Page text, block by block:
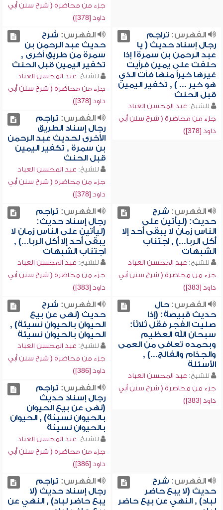
جزء من محاضرة ( شرح سنن أبي
داود [378])
الفهرس: تراجم
رجال إسناد حديث ( يا
عبد الرحمن بن سمرة! إذا
حلفت على يمين فرأيت
غيرها خيراً منها فأت الذي
هو خير ... ) , تكفير اليمين
قبل الحنث
للشيخ: عبد المحسن العباد
جزء من محاضرة ( شرح سنن أبي
داود [378])
الفهرس: شرح
حديث عبد الرحمن بن
سمرة من طريق أخرى ,
تكفير اليمين قبل الحنث
للشيخ: عبد المحسن العباد
جزء من محاضرة ( شرح سنن أبي
داود [378])
الفهرس: تراجم
رجال إسناد الطريق
الأخرى لحديث عبد الرحمن
بن سمرة , تكفير اليمين
قبل الحنث
للشيخ: عبد المحسن العباد
جزء من محاضرة ( شرح سنن أبي
داود [378])
الفهرس: شرح
حديث: (ليأتين على
الناس زمان لا يبقى أحد إلا
أكل الربا...) , اجتناب
الشبهات
للشيخ: عبد المحسن العباد
جزء من محاضرة ( شرح سنن أبي
داود [383])
الفهرس: تراجم
رجال إسناد حديث:
(ليأتين على الناس زمان لا
يبقى أحد إلا أكل الربا...) ,
اجتناب الشبهات
للشيخ: عبد المحسن العباد
جزء من محاضرة ( شرح سنن أبي
داود [383])
الفهرس:حال
حديث قبيصة: (إذا
صليت الفجر فقل ثلاثاً:
سبحان الله العظيم
وبحمده تعافى من العمى
والجذام والفالج...) ,
الأسئلة
للشيخ: عبد المحسن العباد
جزء من محاضرة ( شرح سنن أبي
داود [383])
الفهرس: شرح
حديث (نهى عن بيع
الحيوان بالحيوان نسيئة) ,
الحيوان بالحيوان نسيئة
للشيخ: عبد المحسن العباد
جزء من محاضرة ( شرح سنن أبي
داود [386])
الفهرس: تراجم
رجال إسناد حديث
(نهى عن بيع الحيوان
بالحيوان نسيئة) , الحيوان
بالحيوان نسيئة
للشيخ: عبد المحسن العباد
جزء من محاضرة ( شرح سنن أبي
داود [386])
الفهرس: شرح
حديث (لا يبع حاضر
لباد) , النهي عن بيع حاضر
الفهرس: تراجم
رجال إسناد حديث (لا
يبع حاضر لباد) , النهي عن